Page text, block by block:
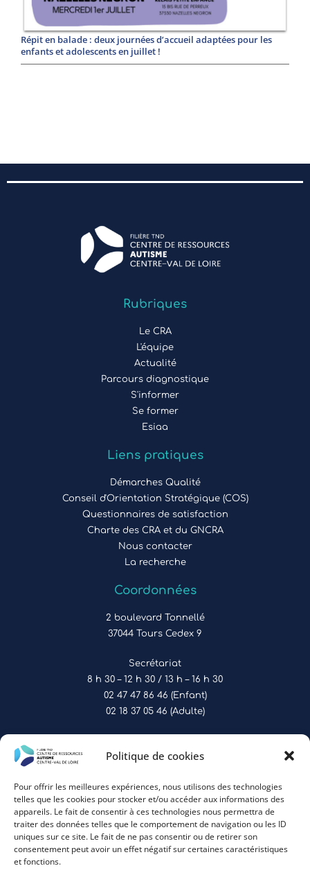
Politique de cookies
Pour offrir les meilleures expériences, nous utilisons des technologies
telles que les cookies pour stocker et/ou accéder aux informations des
appareils. Le fait de consentir à ces technologies nous permettra de
traiter des données telles que le comportement de navigation ou les ID
uniques sur ce site. Le fait de ne pas consentir ou de retirer son
consentement peut avoir un effet négatif sur certaines caractéristiques
et fonctions.
Répit en balade : deux journées d’accueil adaptées pour les
enfants et adolescents en juillet !
Rubriques
Le CRA
L'équipe
Actualité
Parcours diagnostique
S'informer
Se former
Esiaa
Liens pratiques
Démarches Qualité
Conseil d'Orientation Stratégique (COS)
Questionnaires de satisfaction
Charte des CRA et du GNCRA
Nous contacter
La recherche
Coordonnées
2 boulevard Tonnellé
37044 Tours Cedex 9
Secrétariat
8 h 30 – 12 h 30 / 13 h – 16 h 30
02 47 47 86 46 (Enfant)
02 18 37 05 46 (Adulte)